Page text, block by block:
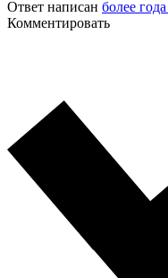
Ответ написан более
Комментировать